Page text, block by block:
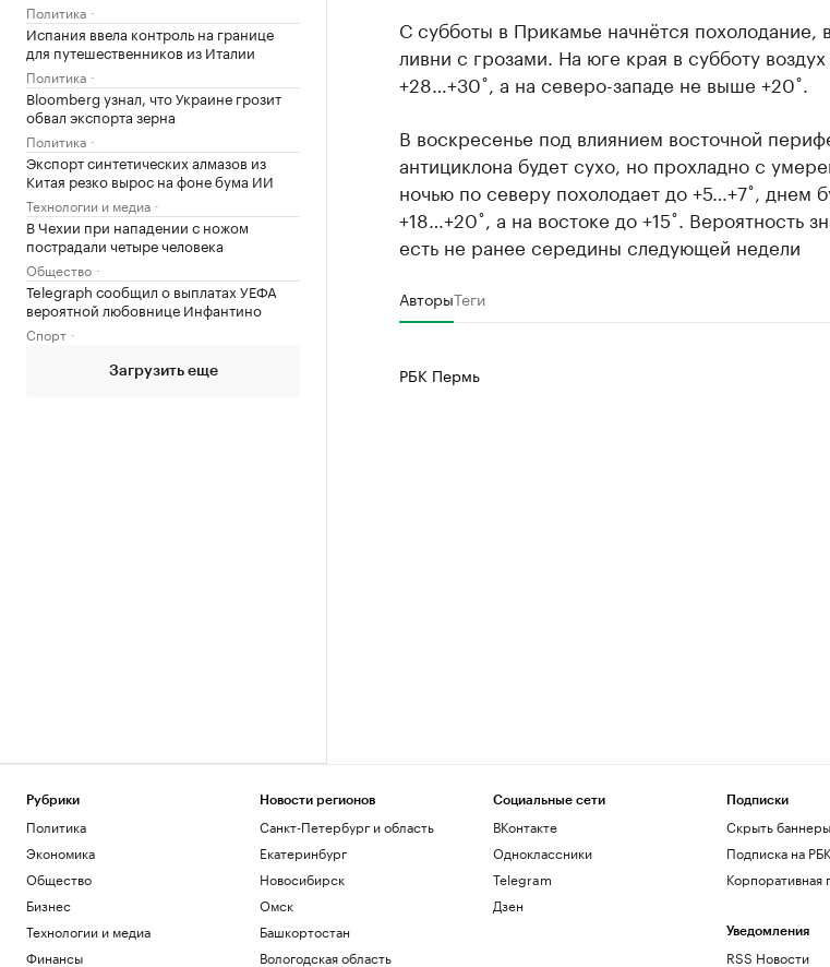
Политика
Испания ввела контроль на границе
для путешественников из Италии
Политика
Bloomberg узнал, что Украине грозит
обвал экспорта зерна
Политика
Экспорт синтетических алмазов из
Китая резко вырос на фоне бума ИИ
Технологии и медиа
В Чехии при нападении с ножом
пострадали четыре человека
Общество
Telegraph сообщил о выплатах УЕФА
вероятной любовнице Инфантино
Спорт
Загрузить еще
С субботы в Прикамье начнётся похолодание,
ливни с грозами. На юге края в субботу
+28…+30˚, а на северо-западе не выше +20˚.
В воскресенье под влиянием восточной
антициклона будет сухо, но прохладно с
ночью по северу похолодает до +5…+7˚, днем
+18…+20˚, а на востоке до +15˚. Вероятность
есть не ранее середины следующей недели
АвторыТеги
РБК Пермь
Рубрики
Политика
Экономика
Общество
Бизнес
Технологии и медиа
Финансы
Новости регионов
Санкт-Петербург и область
Екатеринбург
Новосибирск
Омск
Башкортостан
Вологодская область
Социальные сети
ВКонтакте
Одноклассники
Telegram
Дзен
Подписки
Скрыть
Подписка на РБК
Корпоративная
Уведомления
RSS Новости